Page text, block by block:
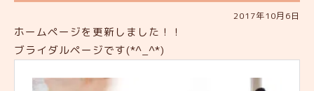
2017年10月6日
ホームページを更新しました！！
ブライダルページです(*^_^*)